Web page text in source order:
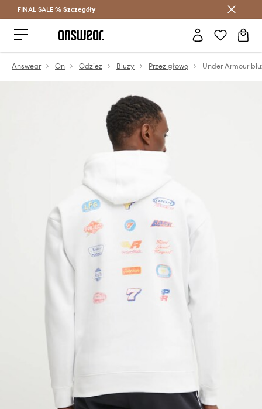
Oszczędzaj z Answear Club >
FINAL SALE % Szczegóły
Answear On Odzież Bluzy Przez głowę